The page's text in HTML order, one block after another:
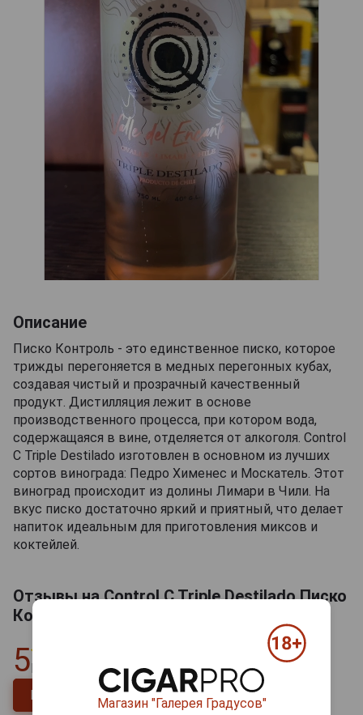
Описание
Писко Контроль - это единственное писко, которое
трижды перегоняется в медных перегонных кубах,
создавая чистый и прозрачный качественный
продукт. Дистилляция лежит в основе
производственного процесса, при котором вода,
содержащаяся в вине, отделяется от алкоголя. Control
C Triple Destilado изготовлен в основном из лучших
сортов винограда: Педро Хименес и Москатель. Этот
виноград происходит из долины Лимари в Чили. На
вкус писко достаточно яркий и приятный, что делает
напиток идеальным для приготовления миксов и
коктейлей.
Отзывы на Control C Triple Destilado Писко
Контроль Трипл Дестиладо 0.75л
5
отзыв
Напишите отзыв
Магазин "Галерея Градусов"